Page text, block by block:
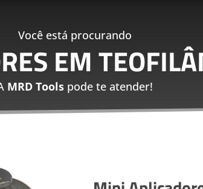
Você está procurando
EM
MRD Tools pode te atender!